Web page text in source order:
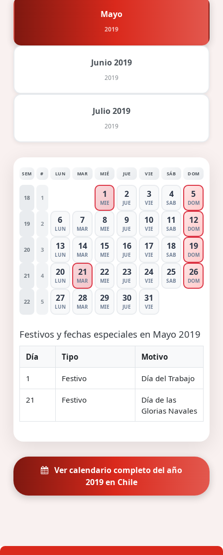
Mayo
2019
Junio 2019
2019
Julio 2019
2019
SEM # LUN MAR MIÉ JUE VIE SÁB DOM
18 1 1
MIE
2
JUE
3
VIE
4
SAB
5
DOM
19 2 6
LUN
7
MAR
8
MIE
9
JUE
10
VIE
11
SAB
12
DOM
20 3 13
LUN
14
MAR
15
MIE
16
JUE
17
VIE
18
SAB
19
DOM
21 4 20
LUN
21
MAR
22
MIE
23
JUE
24
VIE
25
SAB
26
DOM
22 5 27
LUN
28
MAR
29
MIE
30
JUE
31
VIE
Festivos y fechas especiales en Mayo 2019
Día Tipo Motivo
1 Festivo Día del Trabajo
21 Festivo
Día de las
Glorias Navales
Ver calendario completo del año
2019 en Chile